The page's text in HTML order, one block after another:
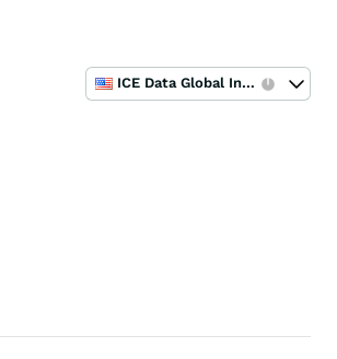
ICE Data Global Index